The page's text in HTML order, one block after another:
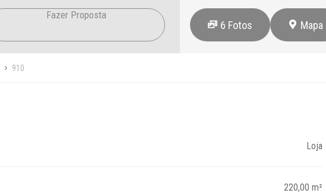
Fazer Proposta
6 Fotos Mapa
910
Loja
220,00 m²